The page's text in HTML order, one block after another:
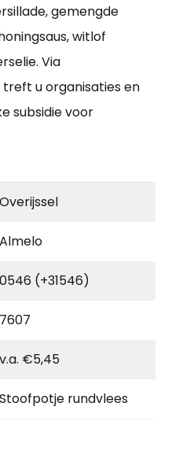
gemengde
witlof
Via
u organisaties en
subsidie voor
Overijssel
Almelo
0546 (+31546)
7607
v.a. €5,45
Stoofpotje rundvlees